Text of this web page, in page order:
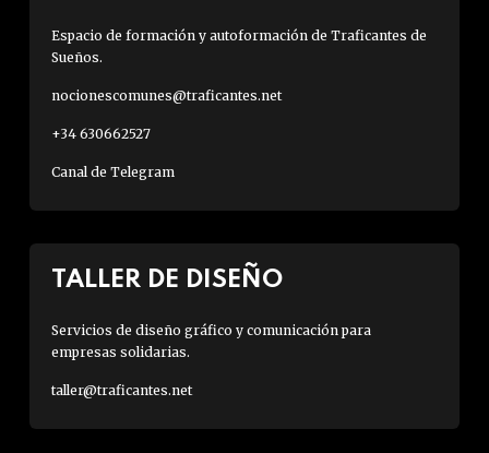
Espacio de formación y autoformación de Traficantes de
Sueños.
nocionescomunes@traficantes.net
+34 630662527
Canal de Telegram
TALLER DE DISEÑO
Servicios de diseño gráfico y comunicación para
empresas solidarias.
taller@traficantes.net